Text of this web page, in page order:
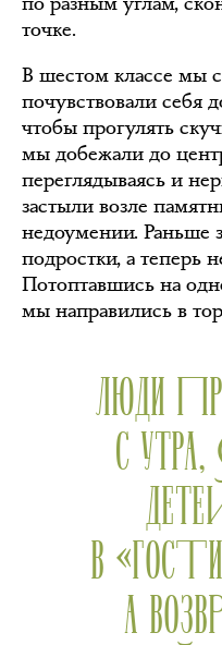
точке.
В шестом классе мы
почувствовали себя
чтобы прогулять
мы добежали до
переглядываясь и
застыли возле
недоумении. Раньше
подростки, а теперь
Потоптавшись на
мы направились в
ЛЮДИ
С
В
А